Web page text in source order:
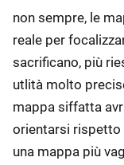
non sempre, le
reale per
sacrificano, più
utlità molto
mappa siffatta
orientarsi rispetto
una mappa più